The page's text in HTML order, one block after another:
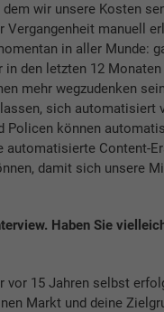
wir unsere Kosten
Vergangenheit manuell
in aller Munde:
den letzten 12
mehr wegzudenken
sich automatisiert
Policen können
Content-
damit sich unsere
Haben Sie
vor 15 Jahren selbst
Markt und deine